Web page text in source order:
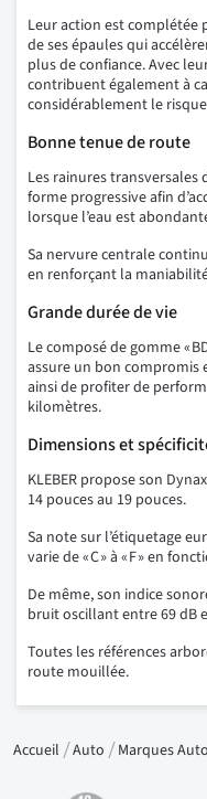
Leur action est complétée
de ses épaules qui
plus de confiance. Avec
contribuent également à
considérablement le risque
Bonne tenue de route
Les rainures transversales
forme progressive afin
lorsque l’eau est
Sa nervure centrale
en renforçant la
Grande durée de vie
Le composé de gomme «
assure un bon compromis
ainsi de profiter de
kilomètres.
Dimensions et
KLEBER propose son
14 pouces au 19 pouces.
Sa note sur l’étiquetage
varie de « C » à « F » en
De même, son indice
bruit oscillant entre 69 dB
Toutes les références
route mouillée.
Accueil Auto Marques Auto